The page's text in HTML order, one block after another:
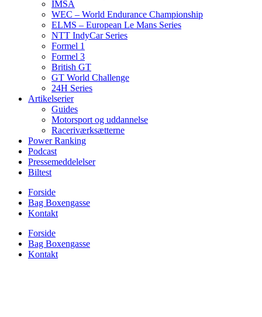
IMSA
WEC – World Endurance Championship
ELMS – European Le Mans Series
NTT IndyCar Series
Formel 1
Formel 3
British GT
GT World Challenge
24H Series
Artikelserier
Guides
Motorsport og uddannelse
Raceriværksætterne
Power Ranking
Podcast
Pressemeddelelser
Biltest
Forside
Bag Boxengasse
Kontakt
Forside
Bag Boxengasse
Kontakt